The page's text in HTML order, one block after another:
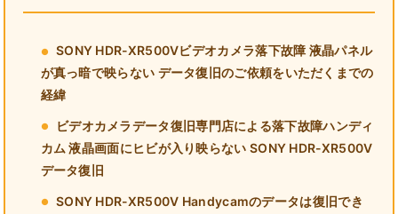
SONY HDR-XR500Vビデオカメラ落下故障 液晶パネル
が真っ暗で映らない データ復旧のご依頼をいただくまでの
経緯
ビデオカメラデータ復旧専門店による落下故障ハンディ
カム 液晶画面にヒビが入り映らない SONY HDR-XR500V
データ復旧
SONY HDR-XR500V Handycamのデータは復旧でき